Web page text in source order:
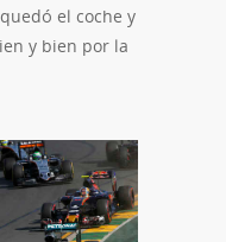
el coche y
y bien por la